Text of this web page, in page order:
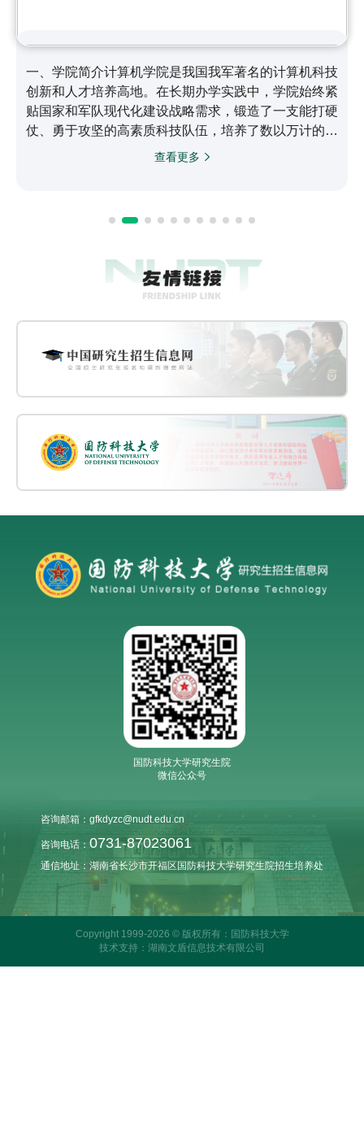
一、学院简介计算机学院是我国我军著名的计算机科技
创新和人才培养高地。在长期办学实践中，学院始终紧
贴国家和军队现代化建设战略需求，锻造了一支能打硬
仗、勇于攻坚的高素质科技队伍，培养了数以万计的信
息化领域骨干人才，取得了以银河/天河系列高性能计
界领先行列的综合实力。二、历史沿革学院起步于
1971年成立计算机…
查看更多
国防科技大学研究生院
微信公众号
咨询邮箱：gfkdyzc@nudt.edu.cn
咨询电话： 0731-87023061
通信地址：湖南省长沙市开福区国防科技大学研究生院招生培养处
Copyright 1999-2026 © 版权所有：国防科技大学
技术支持：湖南文盾信息技术有限公司